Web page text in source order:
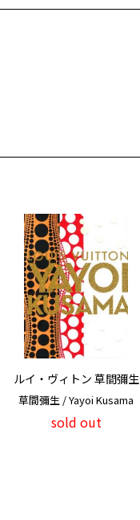
ルイ・ヴィトン 草間彌生
草間彌生 / Yayoi Kusama
sold out